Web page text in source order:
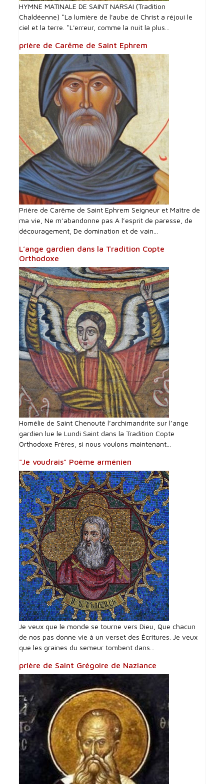
HYMNE MATINALE DE SAINT NARSAI (Tradition
Chaldéenne) *La lumière de l'aube de Christ a réjoui le
ciel et la terre. *L'erreur, comme la nuit la plus...
prière de Carême de Saint Ephrem
Prière de Carême de Saint Ephrem Seigneur et Maître de
ma vie, Ne m’abandonne pas A l’esprit de paresse, de
découragement, De domination et de vain...
L’ange gardien dans la Tradition Copte
Orthodoxe
Homélie de Saint Chenouté l’archimandrite sur l’ange
gardien lue le Lundi Saint dans la Tradition Copte
Orthodoxe Frères, si nous voulons maintenant...
"Je voudrais" Poème arménien
Je veux que le monde se tourne vers Dieu, Que chacun
de nos pas donne vie à un verset des Écritures. Je veux
que les graines du semeur tombent dans...
prière de Saint Grégoire de Naziance